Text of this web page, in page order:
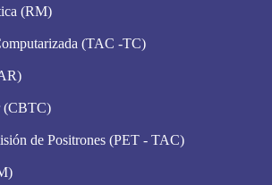
(RM)
(TAC -TC)
(CBTC)
de Positrones (PET - TAC)